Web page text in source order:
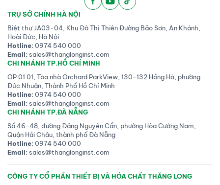
TRỤ SỞ CHÍNH HÀ NỘI
Biệt thự JA03-04, Khu Đô Thị Thiên Đường Bảo Sơn, An Khánh,
Hoài Đức, Hà Nội
Hotline:0974 540 000
Email:sales@thanglonginst.com
CHI NHÁNH TP.HỒ CHÍ MINH
OP 01 01, Tòa nhà Orchard ParkView, 130-132 Hồng Hà, phường
Đức Nhuận, Thành Phố Hồ Chí Minh
Hotline:0974 540 000
Email:sales@thanglonginst.com
CHI NHÁNH TP.ĐÀ NẴNG
Số 46-48, đường Đặng Nguyên Cẩn, phường Hòa Cường Nam,
Quận Hải Châu, thành phố Đà Nẵng
Hotline:0974 540 000
Email:sales@thanglonginst.com
CÔNG TY CỔ PHẦN THIẾT BỊ VÀ HÓA CHẤT THĂNG LONG